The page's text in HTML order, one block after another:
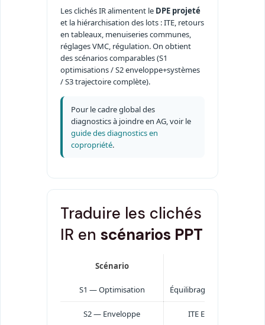
Les clichés IR alimentent le DPE projeté
et la hiérarchisation des lots : ITE, retours
en tableaux, menuiseries communes,
réglages VMC, régulation. On obtient
des scénarios comparables (S1
optimisations / S2 enveloppe+systèmes
/ S3 trajectoire complète).
Pour le cadre global des
diagnostics à joindre en AG, voir le
guide des diagnostics en
copropriété.
Traduire les clichés
IR enscénarios PPT
Scénario
S1 — Optimisation Équilibrage VMC,
S2 — Enveloppe ITE ETICS + retours